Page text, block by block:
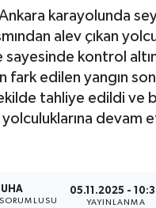
karayolunda
alev çıkan
sayesinde kontrol
fark edilen yangın
tahliye edildi ve
devam
UHA 05.11.2025 -
YAYINLANMA
Lig Puan Durumu ve
Manşetler
Haberleri
Arşivi